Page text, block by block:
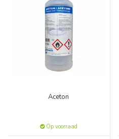
Aceton
Op voorraad